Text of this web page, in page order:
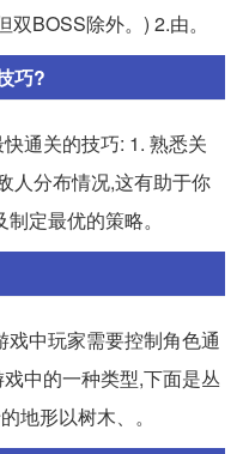
BOSS除外。) 2.由。
巧?
通关的技巧: 1. 熟悉关
人分布情况,这有助于你
定最优的策略。
中玩家需要控制角色通
中的一种类型,下面是丛
地形以树木、。